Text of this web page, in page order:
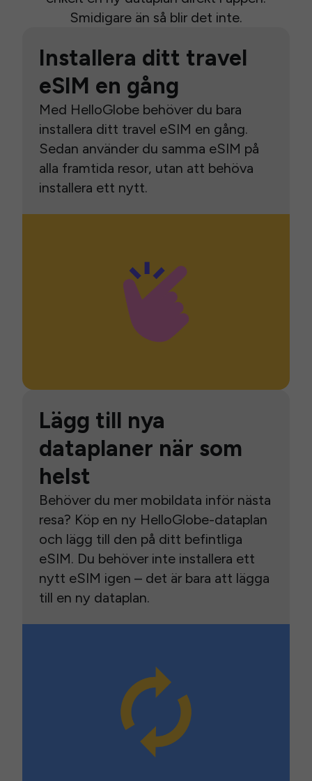
Smidigare än så blir det inte.
Installera ditt travel
eSIM en gång
Med HelloGlobe behöver du bara
installera ditt travel eSIM en gång.
Sedan använder du samma eSIM på
alla framtida resor, utan att behöva
installera ett nytt.
Lägg till nya
dataplaner när som
helst
Behöver du mer mobildata inför nästa
resa? Köp en ny HelloGlobe-dataplan
och lägg till den på ditt befintliga
eSIM. Du behöver inte installera ett
nytt eSIM igen – det är bara att lägga
till en ny dataplan.